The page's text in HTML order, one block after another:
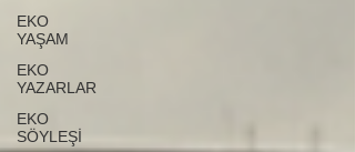
EKO
YAŞAM
EKO
YAZARLAR
EKO
SÖYLEŞİ